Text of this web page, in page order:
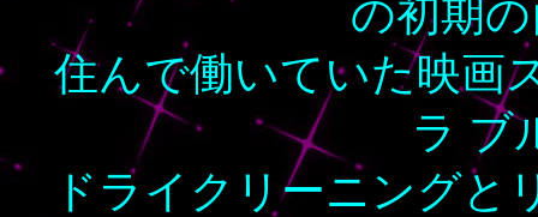
の初期
住んで働いていた映画
ラ ブ
ドライクリーニングと